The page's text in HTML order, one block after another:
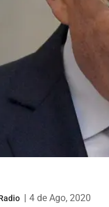
4 de Ago, 2020